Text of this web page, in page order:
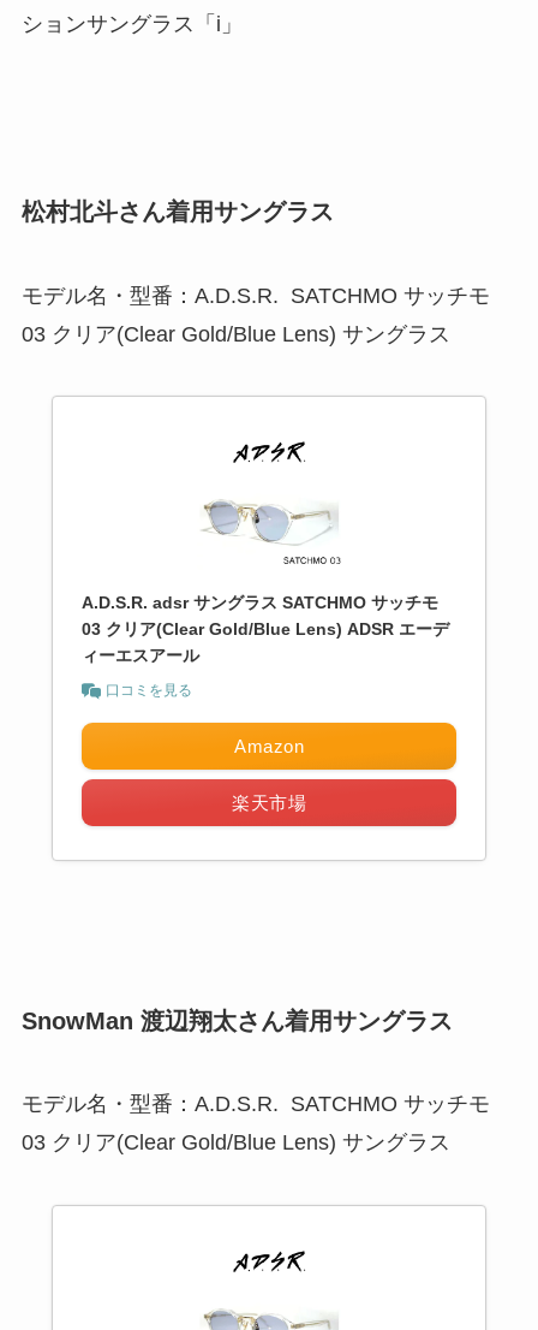
ションサングラス「i」
松村北斗さん着用サングラス
モデル名・型番：A.D.S.R. SATCHMO サッチモ
03 クリア(Clear Gold/Blue Lens) サングラス
A.D.S.R. adsr サングラス SATCHMO サッチモ
03 クリア(Clear Gold/Blue Lens) ADSR エーデ
ィーエスアール
口コミを見る
Amazon
楽天市場
SnowMan 渡辺翔太さん着用サングラス
モデル名・型番：A.D.S.R. SATCHMO サッチモ
03 クリア(Clear Gold/Blue Lens) サングラス